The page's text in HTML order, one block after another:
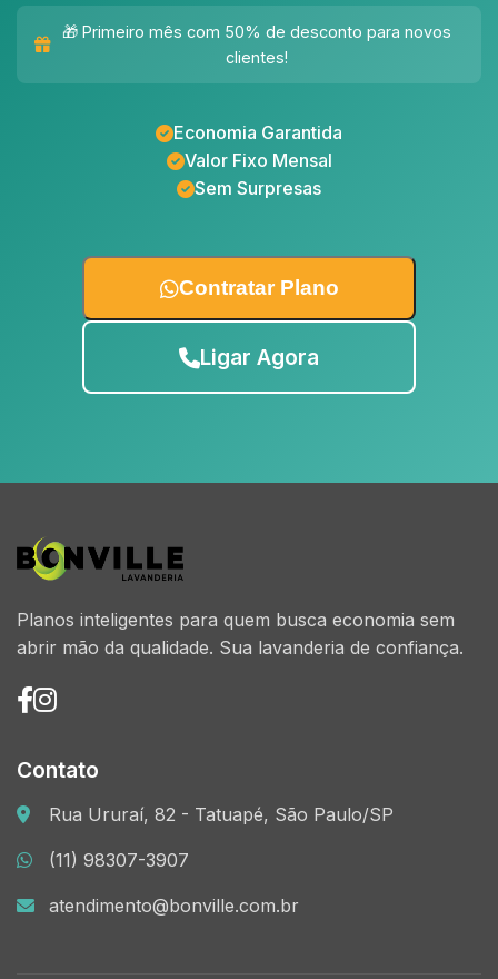
🎁 Primeiro mês com 50% de desconto para novos
clientes!
Economia Garantida
Valor Fixo Mensal
Sem Surpresas
Contratar Plano
Ligar Agora
Planos inteligentes para quem busca economia sem
abrir mão da qualidade. Sua lavanderia de confiança.
Contato
Rua Ururaí, 82 - Tatuapé, São Paulo/SP
(11) 98307-3907
atendimento@bonville.com.br